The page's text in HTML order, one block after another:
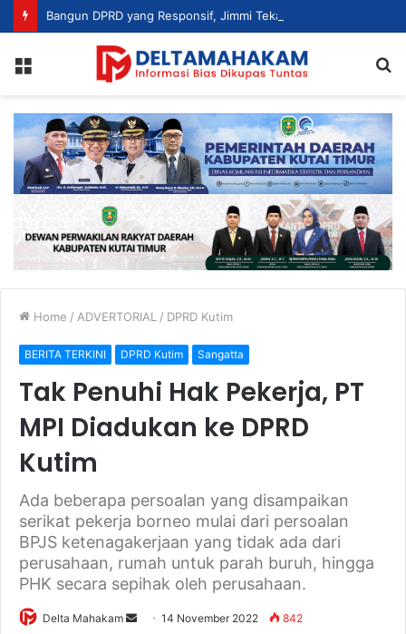
Home / ADVERTORIAL / DPRD Kutim
BERITA TERKINI DPRD Kutim Sangatta
Tak Penuhi Hak Pekerja, PT
MPI Diadukan ke DPRD
Kutim
Ada beberapa persoalan yang disampaikan
serikat pekerja borneo mulai dari persoalan
BPJS ketenagakerjaan yang tidak ada dari
perusahaan, rumah untuk parah buruh, hingga
PHK secara sepihak oleh perusahaan.
Delta Mahakam 14 November 2022 842